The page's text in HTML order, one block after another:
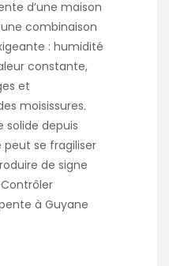
d’une maison
combinaison
: humidité
constante,
et
moisissures.
solide depuis
peut se fragiliser
de signe
à Guyane